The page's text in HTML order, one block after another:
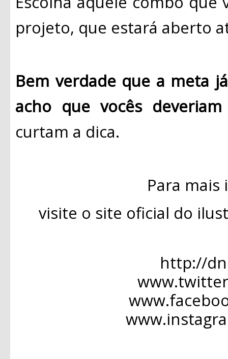
projeto, que estará aberto
Bem verdade que a meta
acho que vocês
curtam a dica.
Para
visite o site oficial do
http://